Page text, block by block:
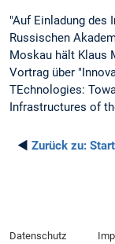
"Auf Einladung des
Russischen
Moskau hält Klaus
Vortrag über
TEchnologies:
Infrastructures of
◄ Zurück zu:
Datenschutz